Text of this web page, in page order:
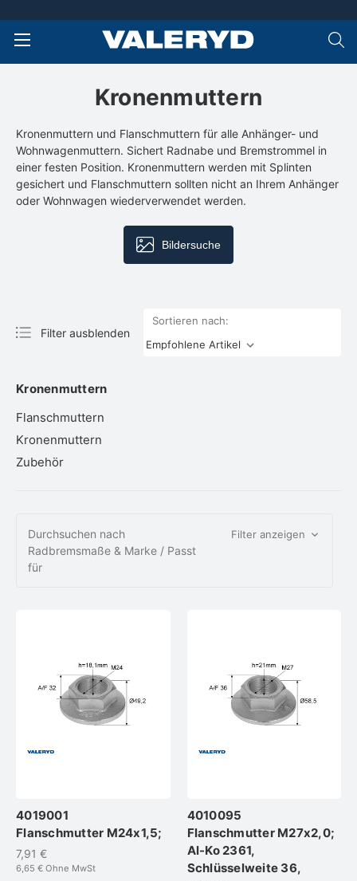
Kronenmuttern
Kronenmuttern und Flanschmuttern für alle Anhänger- und
Wohnwagenmuttern. Sichert Radnabe und Bremstrommel in
einer festen Position. Kronenmuttern werden mit Splinten
gesichert und Flanschmuttern sollten nicht an Ihrem Anhänger
oder Wohnwagen wiederverwendet werden.
Bildersuche
Filter ausblenden
Sortieren nach:
Kronenmuttern
Flanschmuttern
Kronenmuttern
Zubehör
Durchsuchen nach
Radbremsmaße & Marke / Passt
für
Filter anzeigen
4019001
Flanschmutter M24x1,5;
7,91 €
6,65 € Ohne MwSt
4010095
Flanschmutter M27x2,0;
Al-Ko 2361,
Schlüsselweite 36,